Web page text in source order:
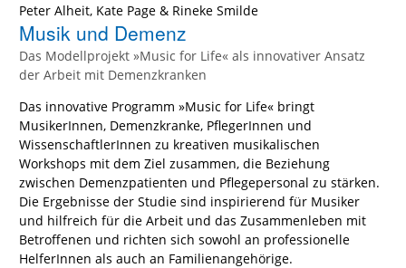
Peter Alheit, Kate Page & Rineke Smilde
Musik und Demenz
Das Modellprojekt »Music for Life« als innovativer Ansatz
der Arbeit mit Demenzkranken
Das innovative Programm »Music for Life« bringt
MusikerInnen, Demenzkranke, PflegerInnen und
WissenschaftlerInnen zu kreativen musikalischen
Workshops mit dem Ziel zusammen, die Beziehung
zwischen Demenzpatienten und Pflegepersonal zu stärken.
Die Ergebnisse der Studie sind inspirierend für Musiker
und hilfreich für die Arbeit und das Zusammenleben mit
Betroffenen und richten sich sowohl an professionelle
HelferInnen als auch an Familienangehörige.